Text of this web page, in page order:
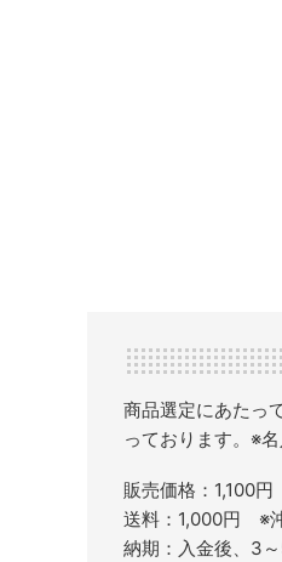
商品選定にあたっ
っております。※名
販売価格：1,100円
送料：1,000円 ※
納期：入金後、3